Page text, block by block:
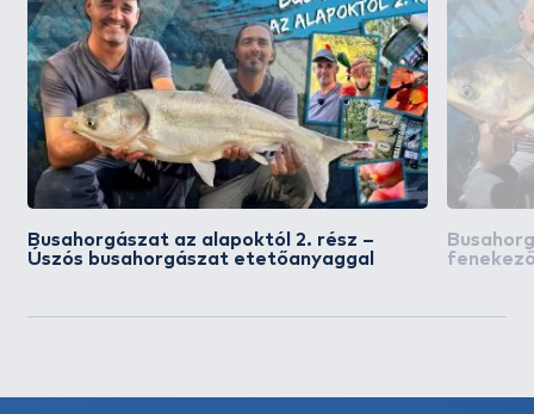
Busahorgászat az alapoktól 2. rész –
Úszós busahorgászat etetőanyaggal